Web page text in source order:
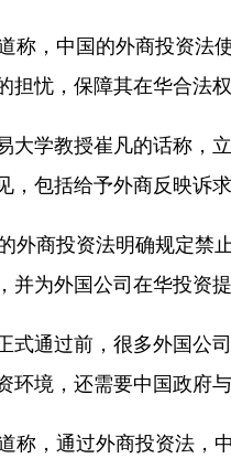
，中国的外商投资法使
担忧，保障其在华合法
学教授崔凡的话称，
，包括给予外商反映诉
商投资法明确规定禁止
并为外国公司在华投资
通过前，很多外国公
境，还需要中国政府
，通过外商投资法，